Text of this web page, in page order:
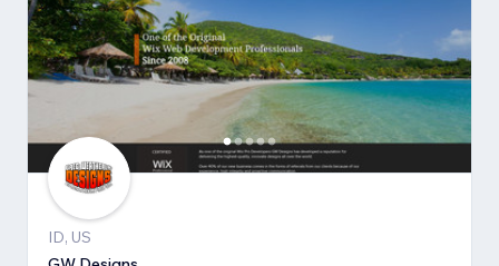
ID, US